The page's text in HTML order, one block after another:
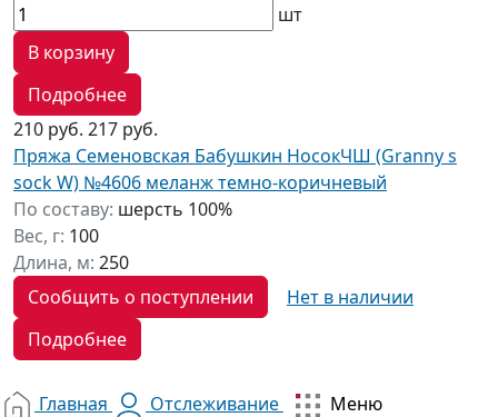
шт
В корзину
Подробнее
210 руб. 217 руб.
Пряжа Семеновская Бабушкин НосокЧШ (Granny s
sock W) №4606 меланж темно-коричневый
По составу: шерсть 100%
Вес, г: 100
Длина, м: 250
Сообщить о поступлении
Нет в наличии
Подробнее
Главная Отслеживание
Меню